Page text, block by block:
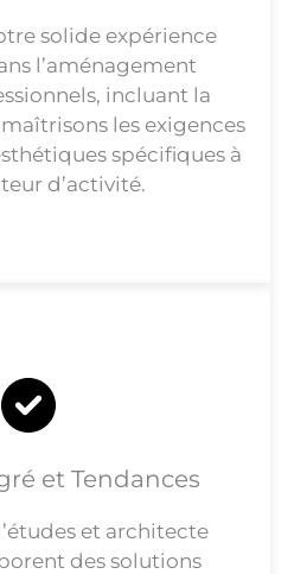
solide expérience
l’aménagement
incluant la
les exigences
spécifiques à
d’activité.
et Tendances
et architecte
des solutions